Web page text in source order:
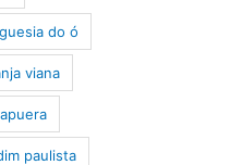
do ó
viana
paulista